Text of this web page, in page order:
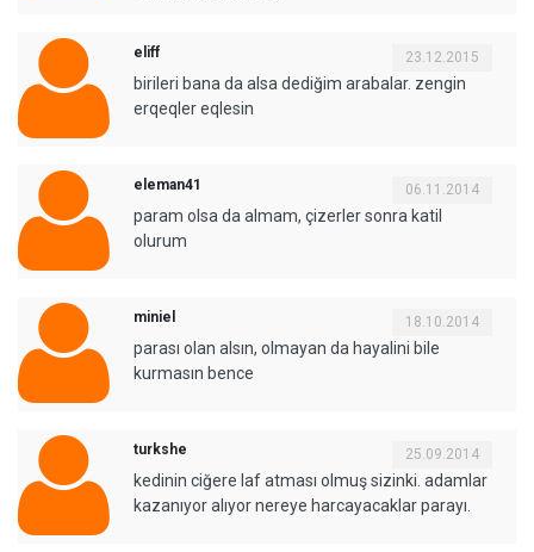
eliff 23.12.2015
birileri bana da alsa dediğim arabalar. zengin
erqeqler eqlesin
eleman41 06.11.2014
param olsa da almam, çizerler sonra katil
olurum
miniel 18.10.2014
parası olan alsın, olmayan da hayalini bile
kurmasın bence
turkshe 25.09.2014
kedinin ciğere laf atması olmuş sizinki. adamlar
kazanıyor alıyor nereye harcayacaklar parayı.